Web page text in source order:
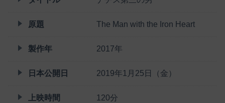
原題 The Man with the Iron Heart
製作年 2017年
日本公開日 2019年1月25日（金）
上映時間 120分